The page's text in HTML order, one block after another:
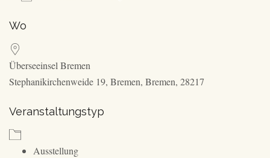
Wo
Überseeinsel Bremen
Stephanikirchenweide 19, Bremen, Bremen, 28217
Veranstaltungstyp
Ausstellung